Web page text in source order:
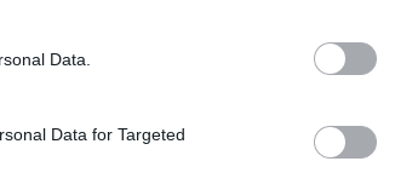
Data.
Data for Targeted